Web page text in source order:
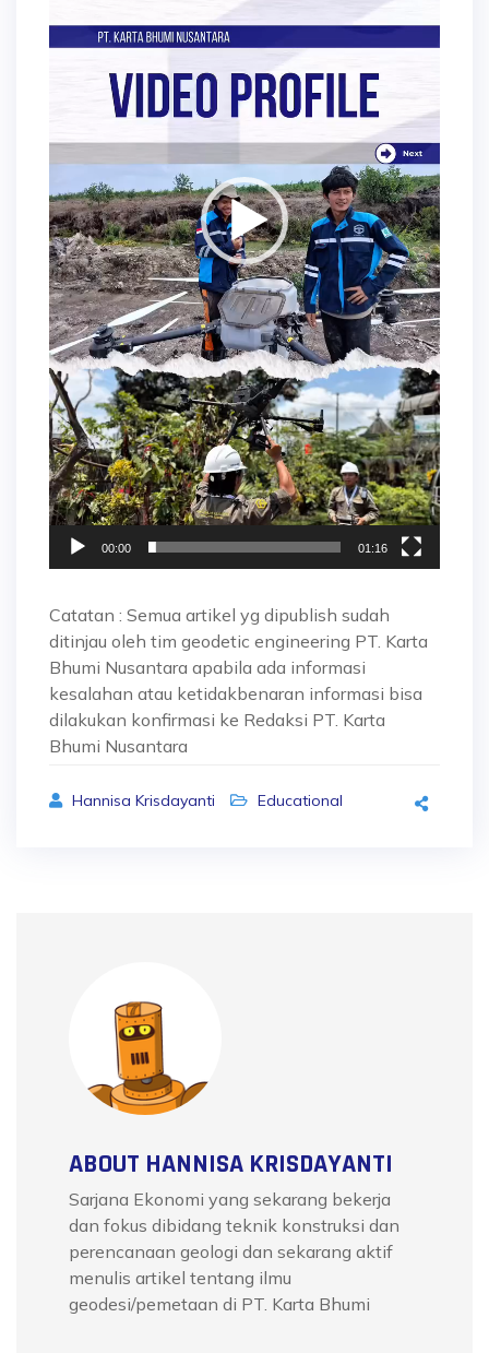
00:00 01:16
Catatan : Semua artikel yg dipublish sudah
ditinjau oleh tim geodetic engineering PT. Karta
Bhumi Nusantara apabila ada informasi
kesalahan atau ketidakbenaran informasi bisa
dilakukan konfirmasi ke Redaksi PT. Karta
Bhumi Nusantara
Hannisa Krisdayanti Educational
ABOUT HANNISA KRISDAYANTI
Sarjana Ekonomi yang sekarang bekerja
dan fokus dibidang teknik konstruksi dan
perencanaan geologi dan sekarang aktif
menulis artikel tentang ilmu
geodesi/pemetaan di PT. Karta Bhumi